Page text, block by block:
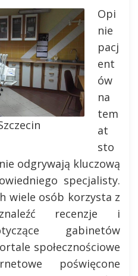
Opi
nie
pacj
ent
ów
na
tem
at
sto
odgrywają kluczową
specjalisty.
wiele osób korzysta z
recenzje i
gabinetów
społecznościowe
poświęcone